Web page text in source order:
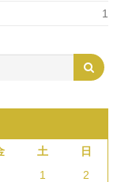
1
土
日
1
2